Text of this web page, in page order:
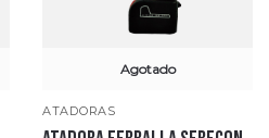
Agotado
ATADORAS